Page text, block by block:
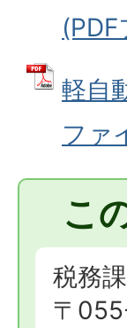
(PDF
軽自
ファ
こ
税務
〒